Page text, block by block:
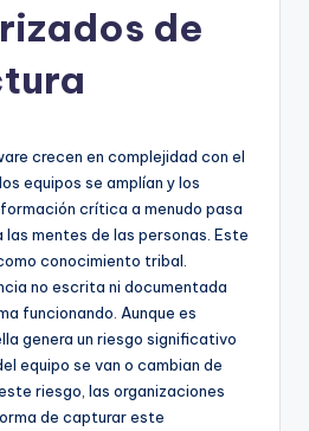
de
crecen en complejidad con el
equipos se amplían y los
crítica a menudo pasa
mentes de las personas. Este
conocimiento tribal.
no escrita ni documentada
funcionando. Aunque es
genera un riesgo significativo
equipo se van o cambian de
riesgo, las organizaciones
de capturar este